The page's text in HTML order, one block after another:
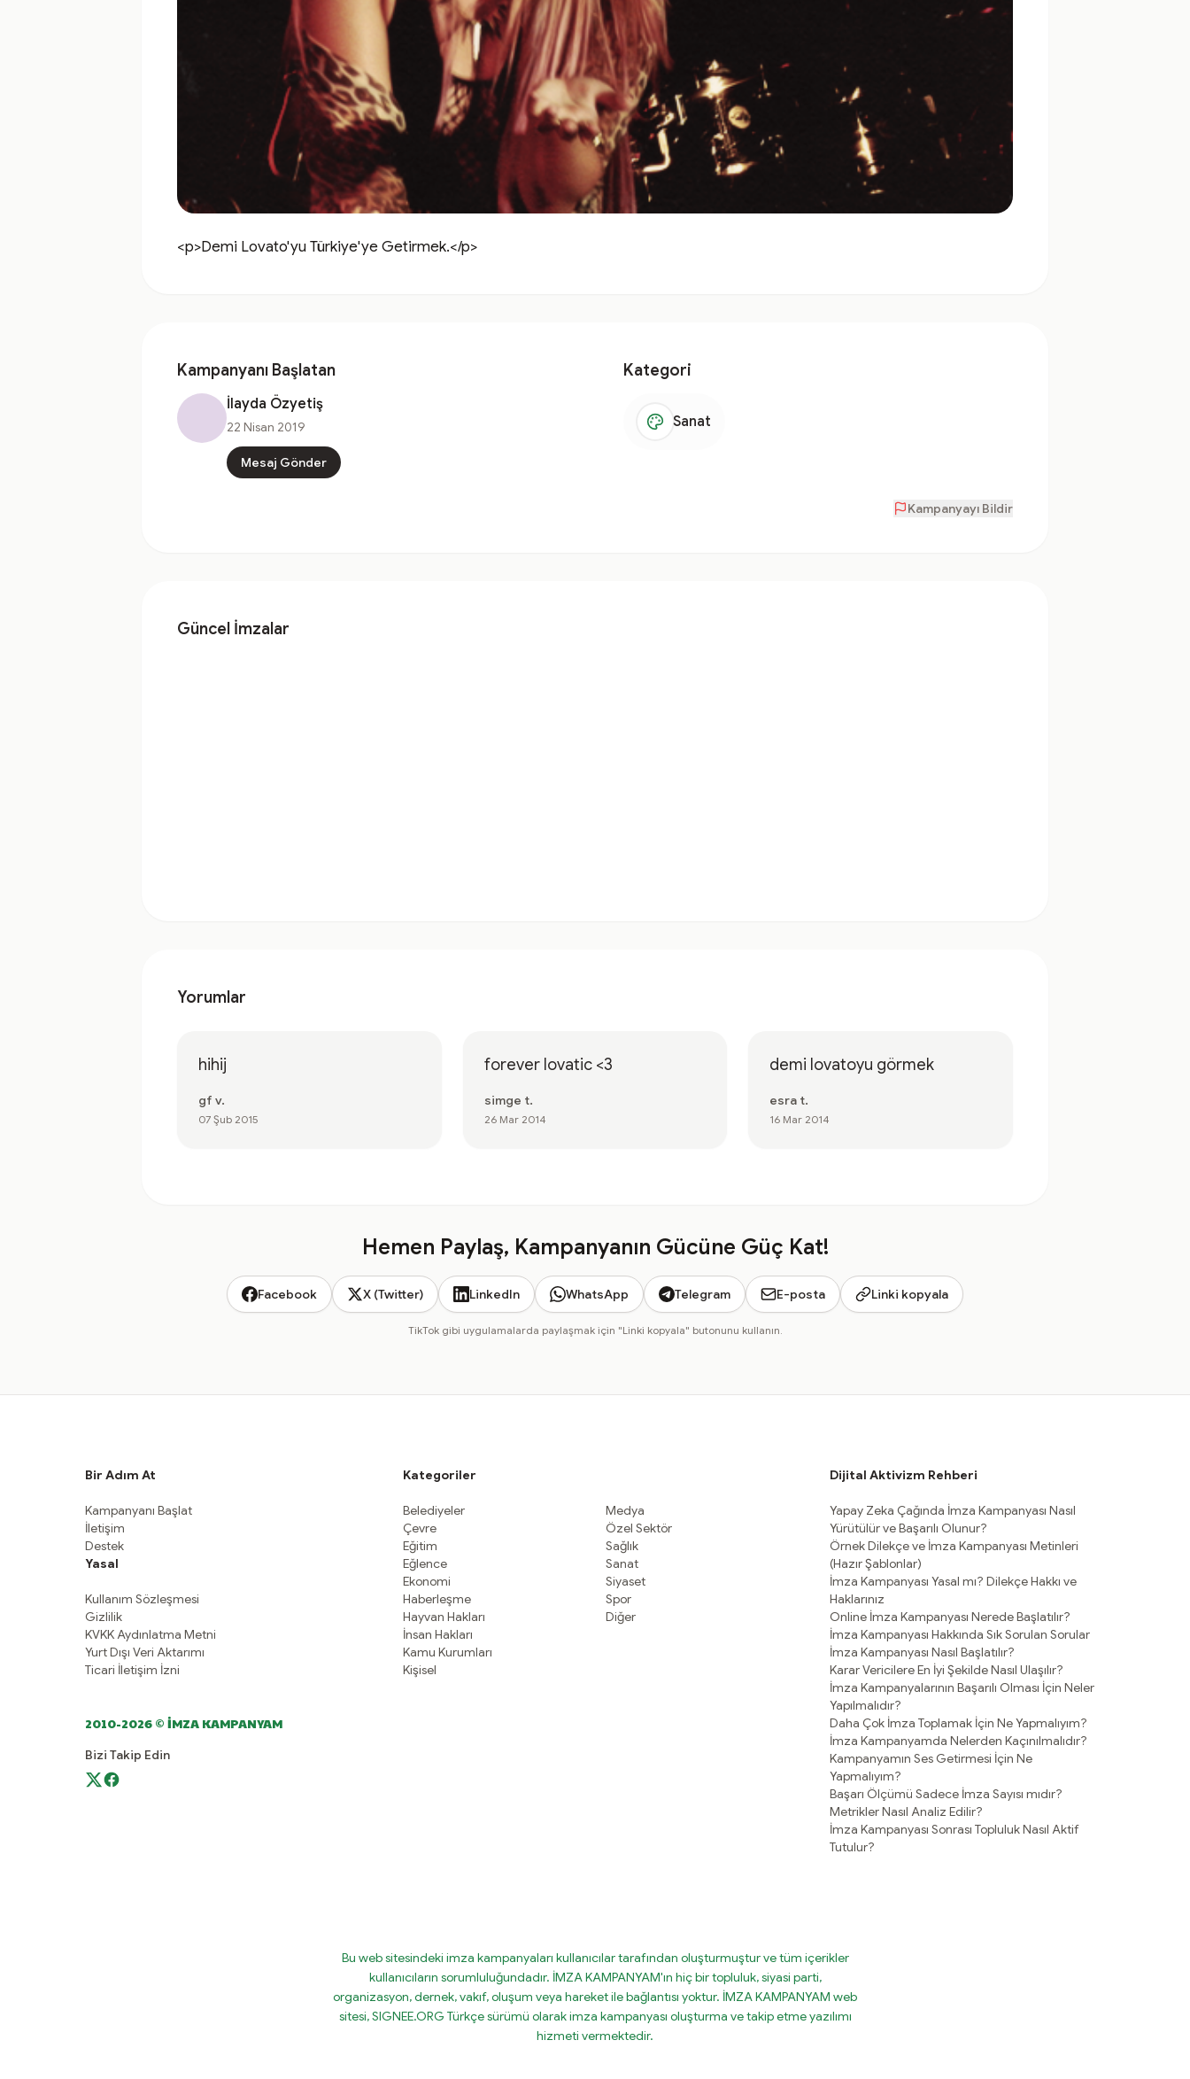
<p>Demi Lovato'yu Türkiye'ye Getirmek.</p>
Kampanyanı Başlatan
İlayda Özyetiş
22 Nisan 2019
Mesaj Gönder
Kategori
Sanat
Kampanyayı Bildir
Güncel İmzalar
Yorumlar
hihij
gf v.
07 Şub 2015
forever lovatic <3
simge t.
26 Mar 2014
demi lovatoyu görmek
esra t.
16 Mar 2014
Hemen Paylaş, Kampanyanın Gücüne Güç Kat!
Facebook X (Twitter) LinkedIn WhatsApp Telegram E-posta Linki kopyala
TikTok gibi uygulamalarda paylaşmak için "Linki kopyala" butonunu kullanın.
Bir Adım At
Kampanyanı Başlat
İletişim
Destek
Yasal
Kullanım Sözleşmesi
Gizlilik
KVKK Aydınlatma Metni
Yurt Dışı Veri Aktarımı
Ticari İletişim İzni
2010-2026 © İMZA KAMPANYAM
Bizi Takip Edin
Kategoriler
Belediyeler
Çevre
Eğitim
Eğlence
Ekonomi
Haberleşme
Hayvan Hakları
İnsan Hakları
Kamu Kurumları
Kişisel
Medya
Özel Sektör
Sağlık
Sanat
Siyaset
Spor
Diğer
Dijital Aktivizm Rehberi
Yapay Zeka Çağında İmza Kampanyası Nasıl
Yürütülür ve Başarılı Olunur?
Örnek Dilekçe ve İmza Kampanyası Metinleri
(Hazır Şablonlar)
İmza Kampanyası Yasal mı? Dilekçe Hakkı ve
Haklarınız
Online İmza Kampanyası Nerede Başlatılır?
İmza Kampanyası Hakkında Sık Sorulan Sorular
İmza Kampanyası Nasıl Başlatılır?
Karar Vericilere En İyi Şekilde Nasıl Ulaşılır?
İmza Kampanyalarının Başarılı Olması İçin Neler
Yapılmalıdır?
Daha Çok İmza Toplamak İçin Ne Yapmalıyım?
İmza Kampanyamda Nelerden Kaçınılmalıdır?
Kampanyamın Ses Getirmesi İçin Ne
Yapmalıyım?
Başarı Ölçümü Sadece İmza Sayısı mıdır?
Metrikler Nasıl Analiz Edilir?
İmza Kampanyası Sonrası Topluluk Nasıl Aktif
Tutulur?
Bu web sitesindeki imza kampanyaları kullanıcılar tarafından oluşturmuştur ve tüm içerikler
kullanıcıların sorumluluğundadır. İMZA KAMPANYAM'ın hiç bir topluluk, siyasi parti,
organizasyon, dernek, vakıf, oluşum veya hareket ile bağlantısı yoktur. İMZA KAMPANYAM web
sitesi, SIGNEE.ORG Türkçe sürümü olarak imza kampanyası oluşturma ve takip etme yazılımı
hizmeti vermektedir.